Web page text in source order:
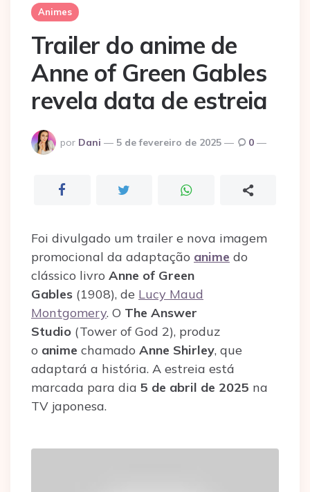
Animes
Trailer do anime de
Anne of Green Gables
revela data de estreia
Postado
por
por Dani 5 de fevereiro de 2025 0
Foi divulgado um trailer e nova imagem
promocional da adaptação anime do
clássico livro Anne of Green
Gables (1908), de Lucy Maud
Montgomery. O The Answer
Studio (Tower of God 2), produz
o anime chamado Anne Shirley, que
adaptará a história. A estreia está
marcada para dia 5 de abril de 2025 na
TV japonesa.